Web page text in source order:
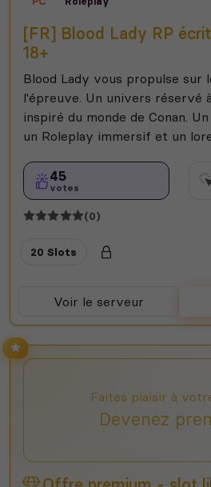
[FR] Blood Lady RP
18+
Blood Lady vous propulse sur
l'épreuve. Un univers réservé
inspiré du monde de Conan.
un Roleplay immersif et un
45
votes
(0)
20 Slots
Voir le serveur
Faites plaisir à
Devenez